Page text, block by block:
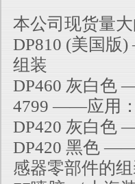
本公司现货量
DP810 (美国
组装
DP460 灰白色
4799 ——应用
DP420 灰白色
DP420 黑色
感器零部件的